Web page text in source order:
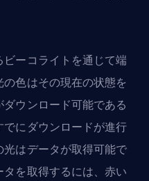
ーコライトを通じて端
色はその現在の状態を
ウンロード可能である
にダウンロードが進行
はデータが取得可能で
を取得するには、赤い